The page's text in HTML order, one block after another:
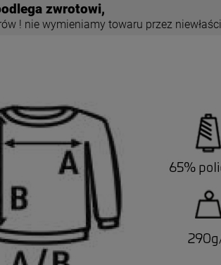
zwrotowi,
! nie wymieniamy towaru przez